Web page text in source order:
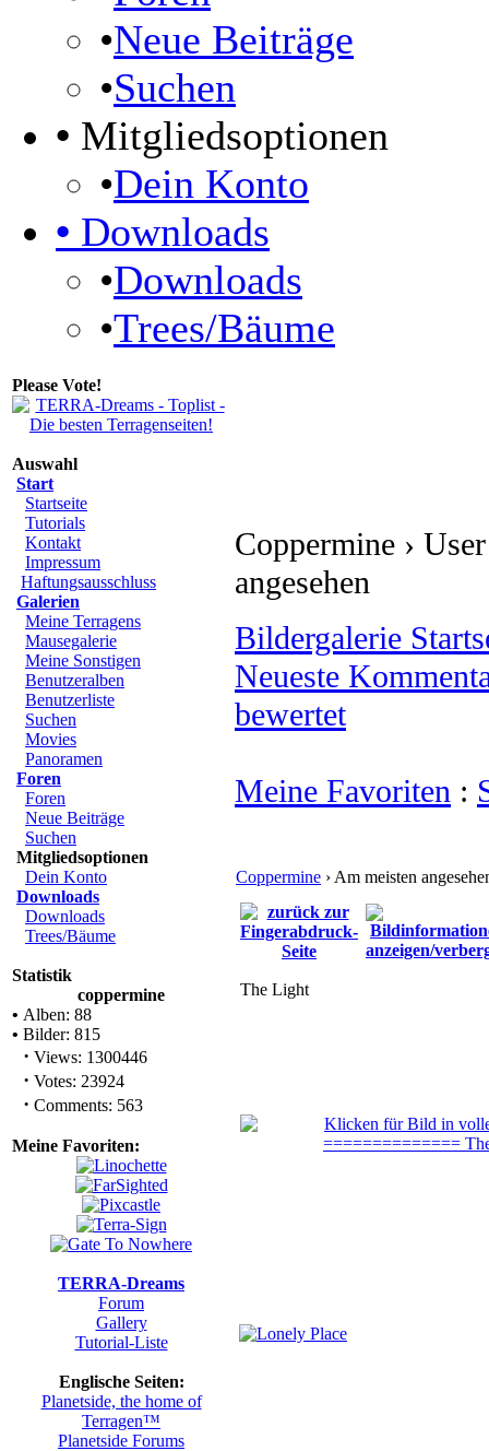
•Neue Beiträge
•Suchen
• Mitgliedsoptionen
•Dein Konto
• Downloads
•Downloads
•Trees/Bäume
Please Vote!
Auswahl
Start
Startseite
Tutorials
Kontakt
Impressum
Haftungsausschluss
Galerien
Meine Terragens
Mausegalerie
Meine Sonstigen
Benutzeralben
Benutzerliste
Suchen
Movies
Panoramen
Foren
Foren
Neue Beiträge
Suchen
Mitgliedsoptionen
Dein Konto
Downloads
Downloads
Trees/Bäume
Statistik
coppermine
• Alben: 88
• Bilder: 815
· Views: 1300446
· Votes: 23924
· Comments: 563
Meine Favoriten:
TERRA-Dreams
Forum
Gallery
Tutorial-Liste
Englische Seiten:
Planetside, the home of
Terragen™
Planetside Forums
Coppermine ›
angesehen
Bildergalerie
Neueste
bewertet
Meine Favoriten :
Coppermine › Am meisten
The Light